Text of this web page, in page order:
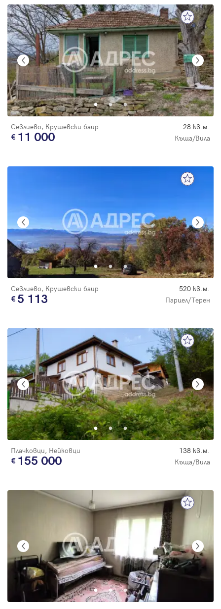
Севлиево, Крушевски баир 28 кв.м.
11 000 Къща/Вила
Севлиево, Крушевски баир 520 кв.м.
5 113 Парцел/Терен
Плачковци, Нейковци 138 кв.м.
155 000 Къща/Вила